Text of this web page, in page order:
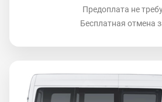
Предоплата не
Бесплатная отмена